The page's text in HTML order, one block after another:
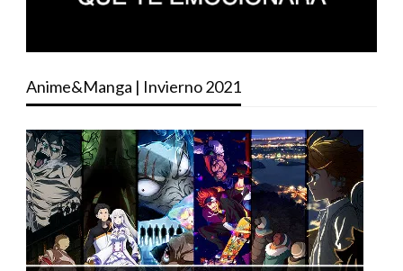
Anime&Manga | Invierno 2021